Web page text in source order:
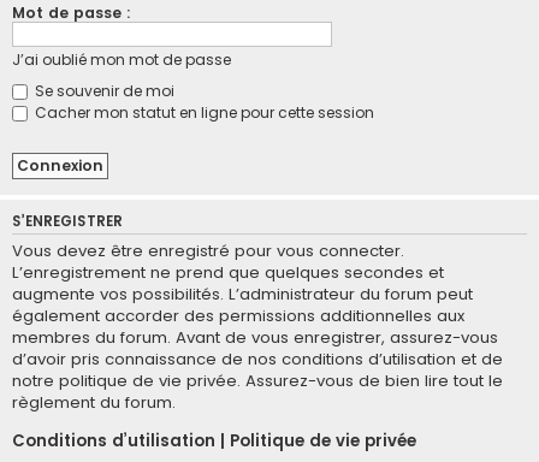
Mot de passe :
J’ai oublié mon mot de passe
Se souvenir de moi
Cacher mon statut en ligne pour cette session
S’ENREGISTRER
Vous devez être enregistré pour vous connecter.
L’enregistrement ne prend que quelques secondes et
augmente vos possibilités. L’administrateur du forum peut
également accorder des permissions additionnelles aux
membres du forum. Avant de vous enregistrer, assurez-vous
d’avoir pris connaissance de nos conditions d’utilisation et de
notre politique de vie privée. Assurez-vous de bien lire tout le
règlement du forum.
Conditions d’utilisation | Politique de vie privée